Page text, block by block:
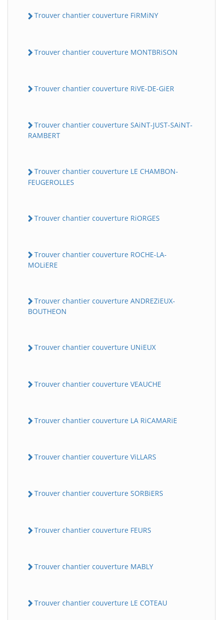
Trouver chantier couverture FiRMiNY
Trouver chantier couverture MONTBRiSON
Trouver chantier couverture RiVE-DE-GiER
Trouver chantier couverture SAiNT-JUST-SAiNT-
RAMBERT
Trouver chantier couverture LE CHAMBON-
FEUGEROLLES
Trouver chantier couverture RiORGES
Trouver chantier couverture ROCHE-LA-
MOLiERE
Trouver chantier couverture ANDREZiEUX-
BOUTHEON
Trouver chantier couverture UNiEUX
Trouver chantier couverture VEAUCHE
Trouver chantier couverture LA RiCAMARiE
Trouver chantier couverture ViLLARS
Trouver chantier couverture SORBiERS
Trouver chantier couverture FEURS
Trouver chantier couverture MABLY
Trouver chantier couverture LE COTEAU